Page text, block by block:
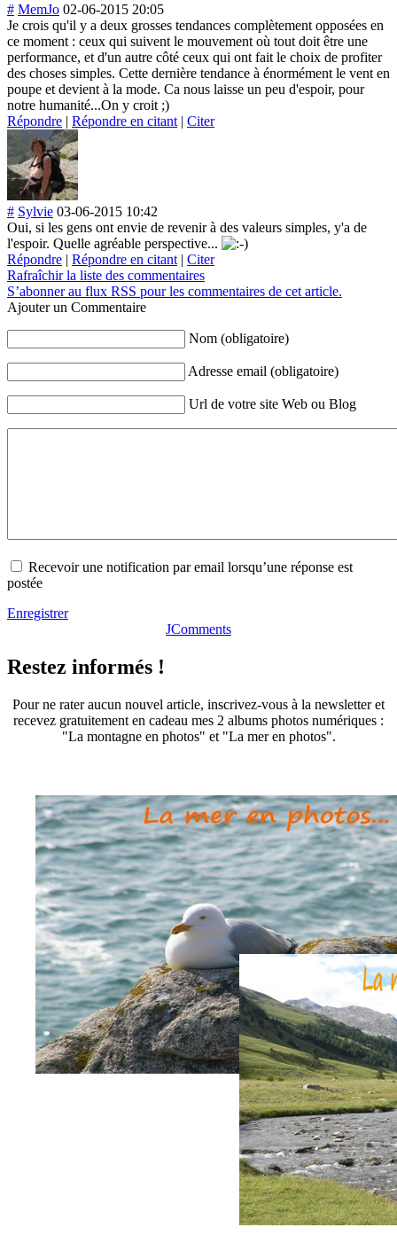
# MemJo 02-06-2015 20:05
Je crois qu'il y a deux grosses tendances complètement opposées en
ce moment : ceux qui suivent le mouvement où tout doit être une
performance, et d'un autre côté ceux qui ont fait le choix de profiter
des choses simples. Cette dernière tendance à énormément le vent en
poupe et devient à la mode. Ca nous laisse un peu d'espoir, pour
notre humanité...On y croit ;)
Répondre | Répondre en citant | Citer
# Sylvie 03-06-2015 10:42
Oui, si les gens ont envie de revenir à des valeurs simples, y'a de
l'espoir. Quelle agréable perspective...
Répondre | Répondre en citant | Citer
Rafraîchir la liste des commentaires
S’abonner au flux RSS pour les commentaires de cet article.
Ajouter un Commentaire
Nom (obligatoire)
Adresse email (obligatoire)
Url de votre site Web ou Blog
Recevoir une notification par email lorsqu’une réponse est
postée
Enregistrer
JComments
Restez informés !
Pour ne rater aucun nouvel article, inscrivez-vous à la newsletter et
recevez gratuitement en cadeau mes 2 albums photos numériques :
"La montagne en photos" et "La mer en photos".